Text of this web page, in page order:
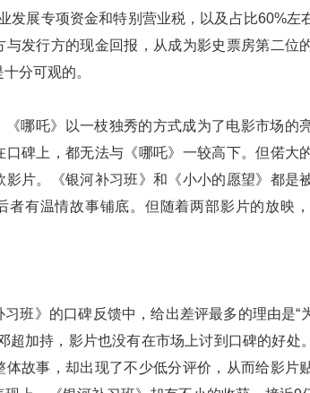
发展专项资金和特别营业税，以及占比60%左
与发行方的现金回报，从成为影史票房第二位
分可观的。
《哪吒》以一枝独秀的方式成为了电影市场的
口碑上，都无法与《哪吒》一较高下。但偌大
影片。《银河补习班》和《小小的愿望》都是
者有温情故事铺底。但随着两部影片的放映
习班》的口碑反馈中，给出差评最多的理由是“
超加持，影片也没有在市场上讨到口碑的好处
体故事，却出现了不少低分评价，从而给影片